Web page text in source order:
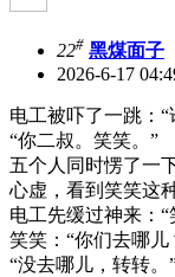
22# 黑煤面子
2026-6-17
电工被吓了一跳：“
“你二叔。笑笑。”
五个人同时愣了一
心虚，看到笑笑这
电工先缓过神来：
笑笑：“你们去哪
“没去哪儿，转转。